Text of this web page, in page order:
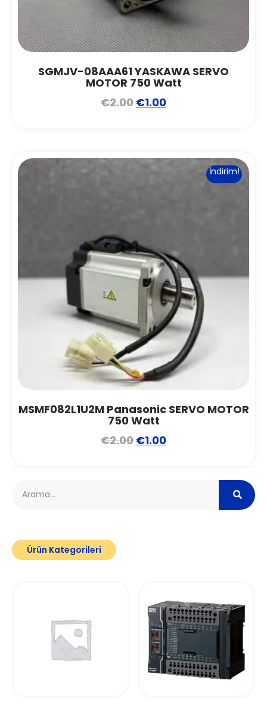
SGMJV-08AAA61 YASKAWA SERVO
MOTOR 750 Watt
€2.00 €1.00
İndirim!
MSMF082L1U2M Panasonic SERVO MOTOR
750 Watt
€2.00 €1.00
Ürün Kategorileri